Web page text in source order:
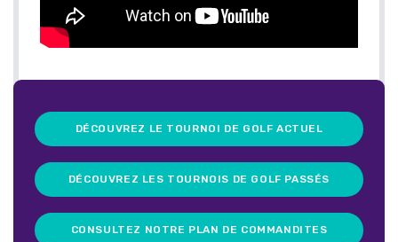
DÉCOUVREZ LE TOURNOI DE GOLF ACTUEL
DÉCOUVREZ LES TOURNOIS DE GOLF PASSÉS
CONSULTEZ NOTRE PLAN DE COMMANDITES